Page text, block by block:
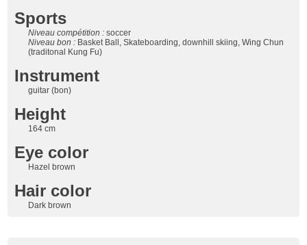
Sports
Niveau compétition :soccer
Niveau bon : Basket Ball, Skateboarding, downhill skiing, Wing Chun
(traditonal Kung Fu)
Instrument
guitar (bon)
Height
164 cm
Eye color
Hazel brown
Hair color
Dark brown